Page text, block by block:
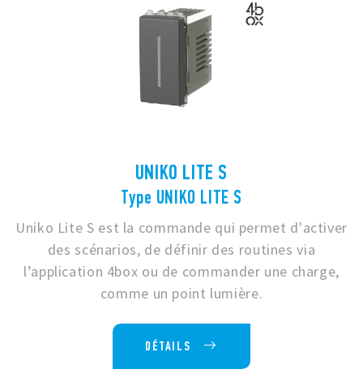
UNIKO LITE S
Type UNIKO LITE S
Uniko Lite S est la commande qui permet d'activer
des scénarios, de définir des routines via
l’application 4box ou de commander une charge,
comme un point lumière.
DÉTAILS